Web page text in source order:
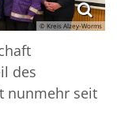
© Kreis Alzey-Worms
des
nunmehr seit